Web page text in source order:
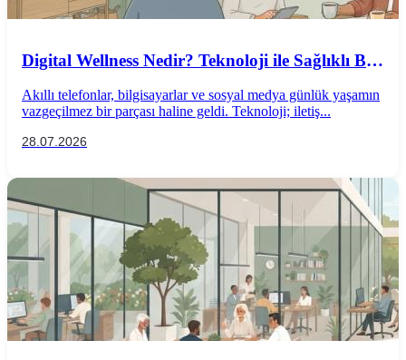
Digital Wellness Nedir? Teknoloji ile Sağlıklı Bir
Akıllı telefonlar, bilgisayarlar ve sosyal medya günlük yaşamın
vazgeçilmez bir parçası haline geldi. Teknoloji; iletiş...
28.07.2026